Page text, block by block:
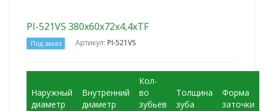
PI-521VS 380x60x72x4,4xTF
Под заказ Артикул: PI-521VS
Наружный
диаметр
Внутренний
диаметр
Кол-
во
зубьев
Толщина
зуба
Форма
заточки